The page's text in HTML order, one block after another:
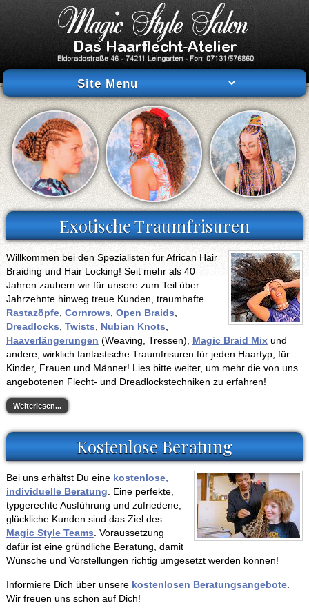
.
Exotische Traumfrisuren
Willkommen bei den Spezialisten für African Hair
Braiding und Hair Locking! Seit mehr als 40
Jahren zaubern wir für unsere zum Teil über
Jahrzehnte hinweg treue Kunden, traumhafte
Rastazöpfe, Cornrows Open Braids
Dreadlocks Twists Nubian Knots
Haaverlängerungen (Weaving, Tressen), Magic Braid Mixund
andere, wirklich fantastische Traumfrisuren für jeden Haartyp, für
Kinder, Frauen und Männer! Lies bitte weiter, um mehr die von uns
angebotenen Flecht- und Dreadlockstechniken zu erfahren!
Weiterlesen...
Kostenlose Beratung
Bei uns erhältst Du eine kostenlose,
individuelle Beratung. Eine perfekte,
typgerechte Ausführung und zufriedene,
glückliche Kunden sind das Ziel des
Magic Style Teams. Voraussetzung
dafür ist eine gründliche Beratung, damit
Wünsche und Vorstellungen richtig umgesetzt werden können!
Informiere Dich über unsere kostenlosen Beratungsangebote.
Wir freuen uns schon auf Dich!